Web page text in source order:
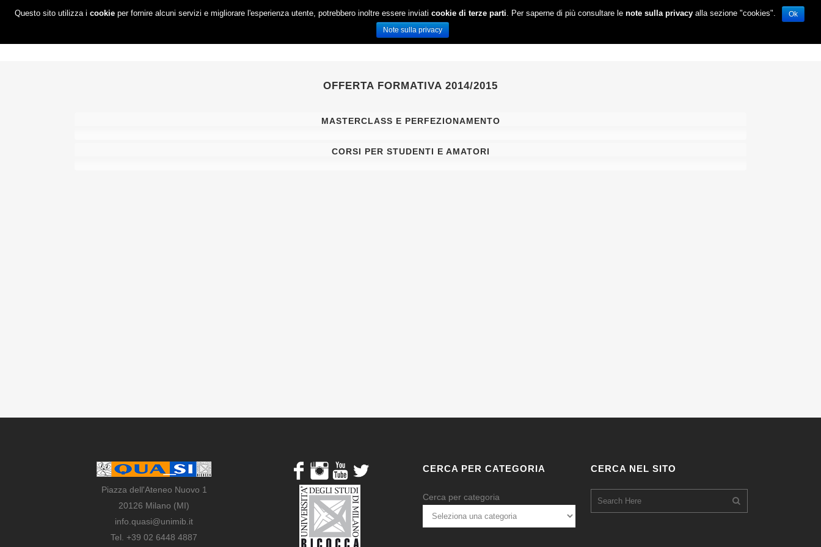
OFFERTA FORMATIVA RICERCA
OFFERTA FORMATIVA 2014/2015
MASTERCLASS E PERFEZIONAMENTO
CORSI PER STUDENTI E AMATORI
Piazza dell'Ateneo Nuovo 1
20126 Milano (MI)
info.quasi@unimib.it
Tel. +39 02 6448 4887
CERCA PER CATEGORIA
Cerca per categoria
CERCA NEL SITO
Questo sito utilizza i cookieper fornire alcuni servizi e migliorare l'esperienza utente, potrebbero inoltre essere inviati cookie di terze parti. Per saperne di più consultare le note sulla privacyalla sezione "cookies".
Ok
Note sulla privacy